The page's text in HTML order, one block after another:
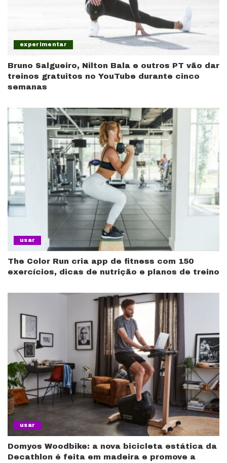
experimentar
Bruno Salgueiro, Nilton Bala e outros PT vão dar
treinos gratuitos no YouTube durante cinco
semanas
usar
The Color Run cria app de fitness com 150
exercícios, dicas de nutrição e planos de treino
usar
Domyos Woodbike: a nova bicicleta estática da
Decathlon é feita em madeira e promove a